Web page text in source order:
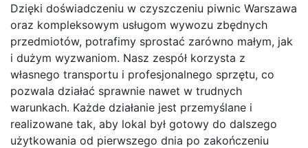
Dzięki doświadczeniu w czyszczeniu piwnic Warszawa
oraz kompleksowym usługom wywozu zbędnych
przedmiotów, potrafimy sprostać zarówno małym, jak
i dużym wyzwaniom. Nasz zespół korzysta z
własnego transportu i profesjonalnego sprzętu, co
pozwala działać sprawnie nawet w trudnych
warunkach. Każde działanie jest przemyślane i
realizowane tak, aby lokal był gotowy do dalszego
użytkowania od pierwszego dnia po zakończeniu